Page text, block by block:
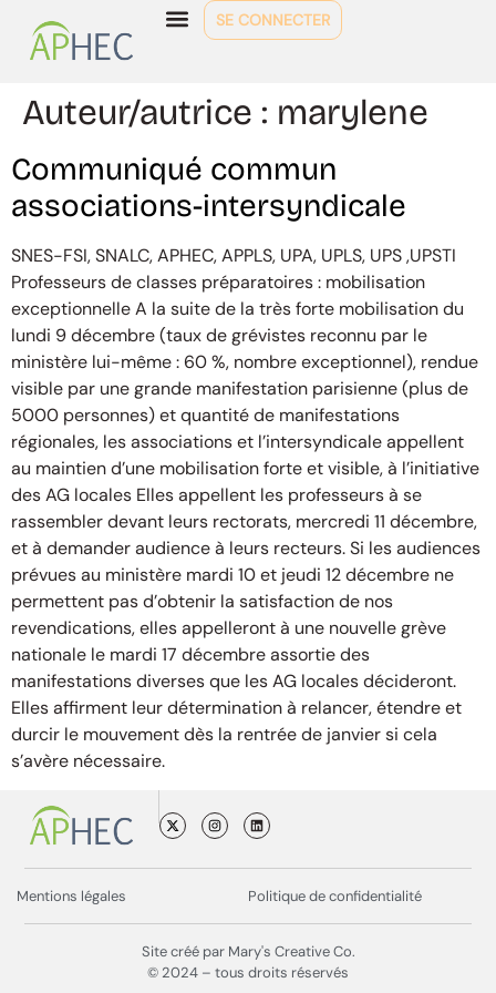
SE CONNECTER
Auteur/autrice : marylene
Communiqué commun
associations-intersyndicale
SNES-FSI, SNALC, APHEC, APPLS, UPA, UPLS, UPS ,UPSTI
Professeurs de classes préparatoires : mobilisation
exceptionnelle A la suite de la très forte mobilisation du
lundi 9 décembre (taux de grévistes reconnu par le
ministère lui-même : 60 %, nombre exceptionnel), rendue
visible par une grande manifestation parisienne (plus de
5000 personnes) et quantité de manifestations
régionales, les associations et l’intersyndicale appellent
au maintien d’une mobilisation forte et visible, à l’initiative
des AG locales Elles appellent les professeurs à se
rassembler devant leurs rectorats, mercredi 11 décembre,
et à demander audience à leurs recteurs. Si les audiences
prévues au ministère mardi 10 et jeudi 12 décembre ne
permettent pas d’obtenir la satisfaction de nos
revendications, elles appelleront à une nouvelle grève
nationale le mardi 17 décembre assortie des
manifestations diverses que les AG locales décideront.
Elles affirment leur détermination à relancer, étendre et
durcir le mouvement dès la rentrée de janvier si cela
s’avère nécessaire.
Mentions légales Politique de confidentialité
Site créé par Mary's Creative Co.
© 2024 – tous droits réservés